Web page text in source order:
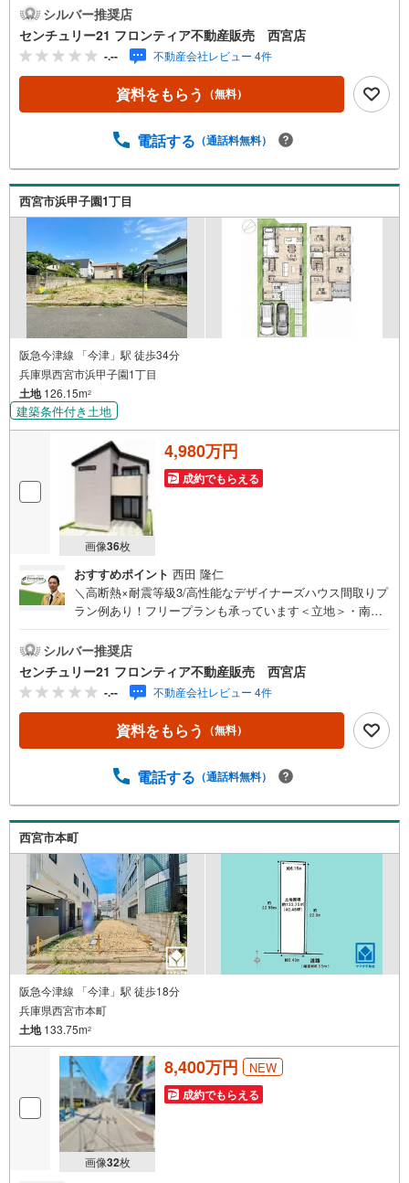
スーパー「サンディ甲子園九番町店」まで徒歩約1分・スー
パー「コープミニ南甲子園」まで徒歩約7分・コンビニ「ロ
ーソン西宮甲子園九番町店」まで徒歩約7分・ショッピング
モール「ららぽーと甲子園店」まで徒歩約12分・郵便局
「西宮浜甲子園郵便局」まで徒歩約3分・保育園「浜甲子園
2丁目保育園」まで徒歩約4分＜特徴＞・土地面積約38坪！
たり約7mございます
シルバー推奨店
センチュリー21 フロンティア不動産販売 西宮店
-.-- 不動産会社レビュー 4件
資料をもらう （無料）
電話する （通話料無料）
西宮市浜甲子園1丁目
阪急今津線 「今津」駅 徒歩34分
兵庫県西宮市浜甲子園1丁目
土地126.15m2
建築条件付き土地
画像36枚
4,980万円
成約でもらえる
おすすめポイント 西田 隆仁
＼高断熱×耐震等級3/高性能なデザイナーズハウス間取りプ
ラン例あり！フリープランも承っています＜立地＞・南甲
スーパー「サンディ甲子園九番町店」まで徒歩約1分・スー
パー「コープミニ南甲子園」まで徒歩約7分・コンビニ「ロ
ーソン西宮甲子園九番町店」まで徒歩約7分・ショッピング
モール「ららぽーと甲子園店」まで徒歩約12分・郵便局
「西宮浜甲子園郵便局」まで徒歩約3分・保育園「浜甲子園
2丁目保育園」まで徒歩約4分＜特徴＞・土地面積約38坪！
たり約7mございます
シルバー推奨店
センチュリー21 フロンティア不動産販売 西宮店
-.-- 不動産会社レビュー 4件
資料をもらう （無料）
電話する （通話料無料）
西宮市本町
阪急今津線 「今津」駅 徒歩18分
兵庫県西宮市本町
土地133.75m2
画像32枚
8,400万円 NEW
成約でもらえる